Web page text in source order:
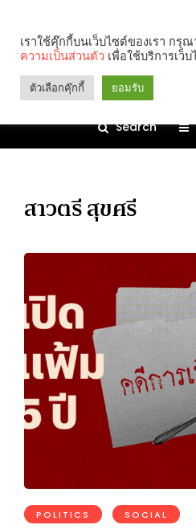
Search
สาวตรี สุขศรี
POLITICS SOCIAL
เราใช้คุ๊กกี้บนเว็บไซต์ของเรา กรุ
ความเป็นส่วนตัว เพื่อใช้บริการเว็บ
ตัวเลือกคุ๊กกี้ ยอมรับ